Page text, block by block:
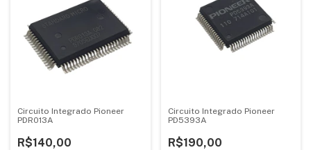
Circuito Integrado Pioneer
PDR013A
R$140,00
Circuito Integrado Pioneer
PD5393A
R$190,00